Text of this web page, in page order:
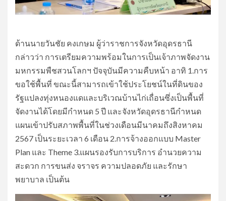
ด้านนายวันชัย คงเกษม ผู้ว่าราชการจังหวัดอุดรธานี
กล่าวว่า การเตรียมความพร้อมในการเป็นเจ้าภาพจัดงาน
มหกรรมพืชสวนโลกฯ ปัจจุบันมีความคืบหน้า อาทิ 1.การ
ขอใช้พื้นที่ ขณะนี้สามารถเข้าใช้ประโยชน์ในที่ดินของ
รัฐแปลงทุ่งหนองแดและบริเวณบ้านไก่เถื่อนซึ่งเป็นพื้นที่
จัดงานได้โดยมีกำหนด 5 ปี และจังหวัดอุดรธานีกำหนด
แผนเข้าปรับสภาพพื้นที่ในช่วงเดือนมีนาคมถึงสิงหาคม
2567 เป็นระยะเวลา 6 เดือน 2.การจ้างออกแบบ Master
Plan และ Theme 3.แผนรองรับการบริการ อำนวยความ
สะดวก การขนส่ง จราจร ความปลอดภัย และรักษา
พยาบาล เป็นต้น